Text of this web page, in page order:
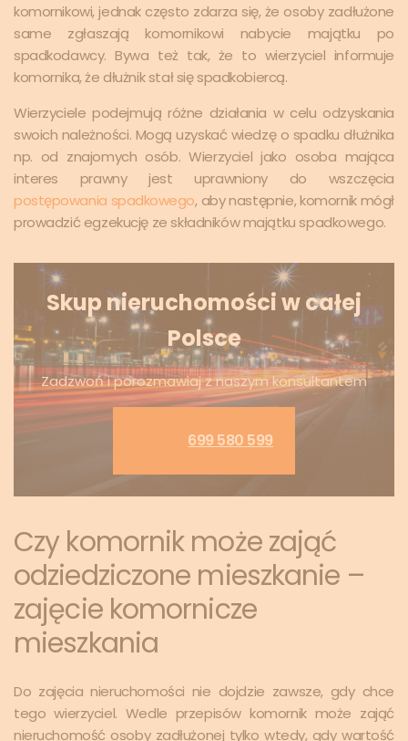
komornikowi, jednak często zdarza się, że osoby zadłużone
same zgłaszają komornikowi nabycie majątku po
spadkodawcy. Bywa też tak, że to wierzyciel informuje
komornika, że dłużnik stał się spadkobiercą.
Wierzyciele podejmują różne działania w celu odzyskania
swoich należności. Mogą uzyskać wiedzę o spadku dłużnika
np. od znajomych osób. Wierzyciel jako osoba mająca
interes prawny jest uprawniony do wszczęcia
postępowania spadkowego, aby następnie, komornik mógł
prowadzić egzekucję ze składników majątku spadkowego.
Skup nieruchomości w całej
Polsce
Zadzwoń i porozmawiaj z naszym konsultantem
699 580 599
Czy komornik może zająć
odziedziczone mieszkanie –
zajęcie komornicze
mieszkania
Do zajęcia nieruchomości nie dojdzie zawsze, gdy chce
tego wierzyciel. Wedle przepisów komornik może zająć
nieruchomość osoby zadłużonej tylko wtedy, gdy wartość